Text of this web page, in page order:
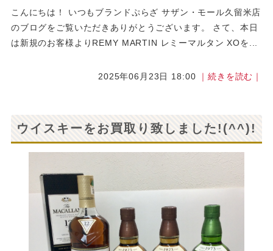
こんにちは！ いつもブランドぷらざ サザン・モール久留米店
のブログをご覧いただきありがとうございます。 さて、本日
は新規のお客様よりREMY MARTIN レミーマルタン XOを...
2025年06月23日 18:00 ｜続きを読む｜
ウイスキーをお買取り致しました!(^^)!